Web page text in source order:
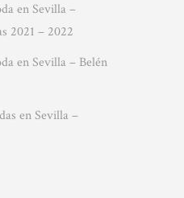
en Sevilla –
2021 – 2022
en Sevilla – Belén
en Sevilla –